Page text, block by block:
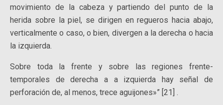
movimiento de la cabeza y partiendo del punto de la
herida sobre la piel, se dirigen en regueros hacia abajo,
verticalmente o caso, o bien, divergen a la derecha o hacia
la izquierda.
Sobre toda la frente y sobre las regiones frente-
temporales de derecha a a izquierda hay señal de
perforación de, al menos, trece aguijones»” [21] .